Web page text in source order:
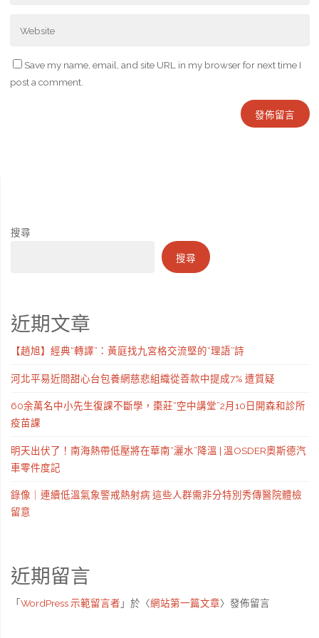
Save my name, email, and site URL in my browser for next time I
post a comment.
搜尋
搜尋
近期文章
【趙旭】經典“轉譯”：黃庭找九宮格交流堅的“理語”詩
河北平易近間甜心台包養網慈悲組織從善款中提成7% 遭質疑
60余萬名中小先生復課不斷學，棗莊“空中講堂”2月10日開森和診所
疫苗課
明天出伏了！南海熱帶低壓將在華南“灑水”降溫 | 溫OSDER奧斯德汽
車零件度記
錄像｜連續低溫氣象警戒熱射病 這些人群需非分特別秀傳醫院體檢
留意
近期留言
「 WordPress 示範留言者 」於〈網站第一篇文章〉發佈留言